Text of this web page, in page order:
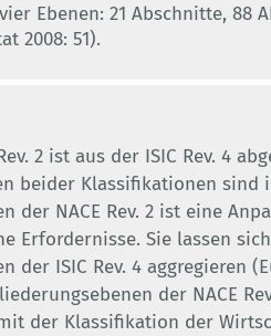
Ebenen: 21 Abschnitte, 88
2008: 51).
2 ist aus der ISIC Rev. 4
beider Klassifikationen sind
der NACE Rev. 2 ist eine
Erfordernisse. Sie lassen
der ISIC Rev. 4 aggregieren
der NACE
der Klassifikation der